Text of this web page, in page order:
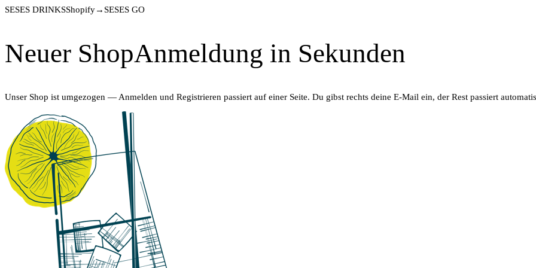
SESES DRINKSShopify→ SESES GO
Neuer ShopAnmeldung in Sekunden
Unser Shop ist umgezogen — Anmelden und Registrieren passiert auf einer Seite. Du gibst rechts deine E-Mail ein, der Rest passiert